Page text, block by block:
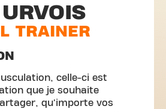
TRAINER
celle-ci est
que je souhaite
qu'importe vos